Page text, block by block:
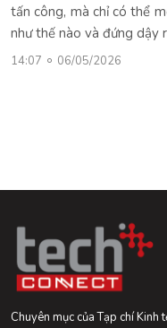
tấn công, mà chỉ có thể
như thế nào và đứng dậy
14:07 06/05/2026
Chuyên mục của Tạp chí Kinh